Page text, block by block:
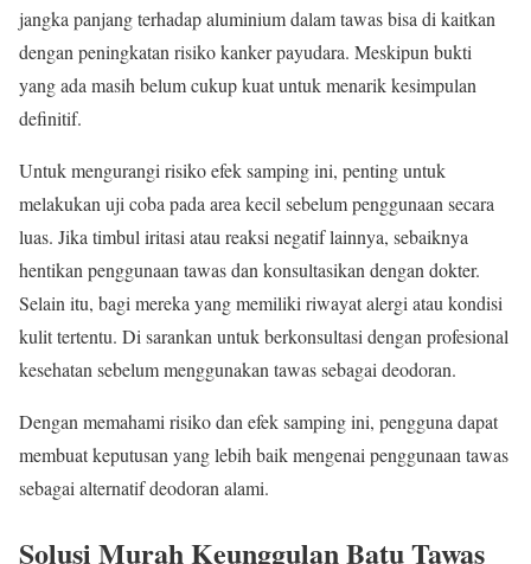
jangka panjang terhadap aluminium dalam tawas bisa di kaitkan
dengan peningkatan risiko kanker payudara. Meskipun bukti
yang ada masih belum cukup kuat untuk menarik kesimpulan
definitif.
Untuk mengurangi risiko efek samping ini, penting untuk
melakukan uji coba pada area kecil sebelum penggunaan secara
luas. Jika timbul iritasi atau reaksi negatif lainnya, sebaiknya
hentikan penggunaan tawas dan konsultasikan dengan dokter.
Selain itu, bagi mereka yang memiliki riwayat alergi atau kondisi
kulit tertentu. Di sarankan untuk berkonsultasi dengan profesional
kesehatan sebelum menggunakan tawas sebagai deodoran.
Dengan memahami risiko dan efek samping ini, pengguna dapat
membuat keputusan yang lebih baik mengenai penggunaan tawas
sebagai alternatif deodoran alami.
Solusi Murah Keunggulan Batu Tawas